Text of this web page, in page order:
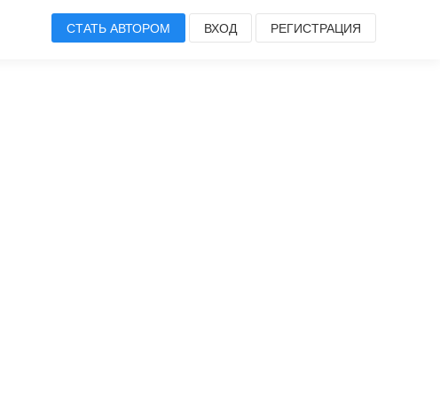
СТАТЬ АВТОРОМ ВХОД РЕГИСТРАЦИЯ